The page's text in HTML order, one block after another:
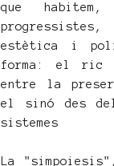
que
progressistes,
estètica i
forma: el ric
entre la
el sinó des
sistemes
La